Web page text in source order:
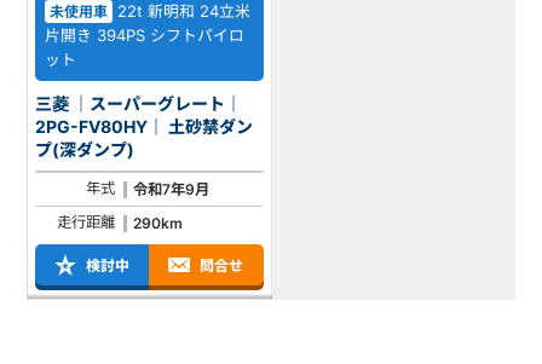
未使用車
22t 新明和 24立米
片開き 394PS シフトパイロ
ット
三菱 ｜スーパーグレート｜
2PG-FV80HY｜ 土砂禁ダン
プ(深ダンプ)
年式
令和7年9月
走行距離
290km
検討中 問合せ